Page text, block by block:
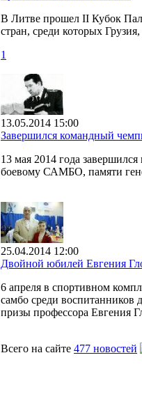
В Литве прошел II Кубок
стран, среди которых
1
13.05.2014 15:00
Завершился командный
13 мая 2014 года
боевому САМБО, памяти
25.04.2014 12:00
Двойной юбилей Евгения
6 апреля в спортивном
самбо среди воспитанников
призы профессора Евгения
Всего на сайте 477 новостей